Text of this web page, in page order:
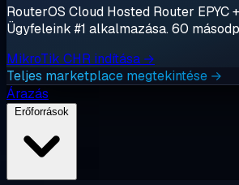
RouterOS Cloud Hosted Router EPYC
Ügyfeleink #1 alkalmazása. 60
MikroTik CHR indítása →
Teljes marketplace megtekintése →
Árazás